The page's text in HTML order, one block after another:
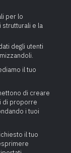
risorse
di
enti locali
sistema di
alle
sul
(RPD,
Data
DPO)
al
inizio
Gare
10/91)
Sismiche
per lo
strutturali e la
degli utenti
il tuo
di creare
di proporre
i tuoi
il tuo